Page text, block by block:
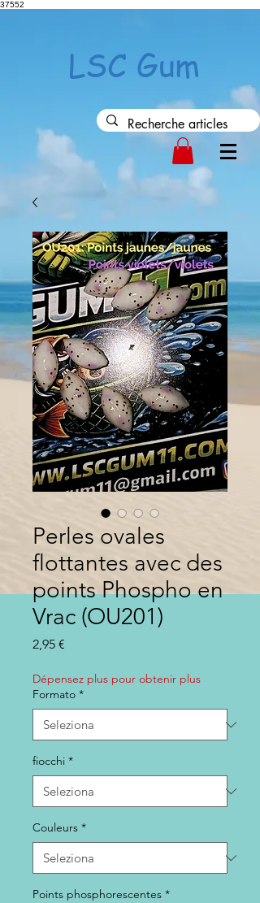
37552
LSC Gum
Perles ovales
flottantes avec des
points Phospho en
Vrac (OU201)
2,95 €
Dépensez plus pour obtenir plus
Formato *
fiocchi *
Couleurs *
Points phosphorescentes *